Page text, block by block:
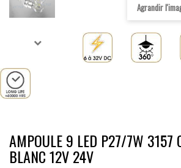
Agrandir
AMPOULE 9 LED P27/7W 3157
BLANC 12V 24V